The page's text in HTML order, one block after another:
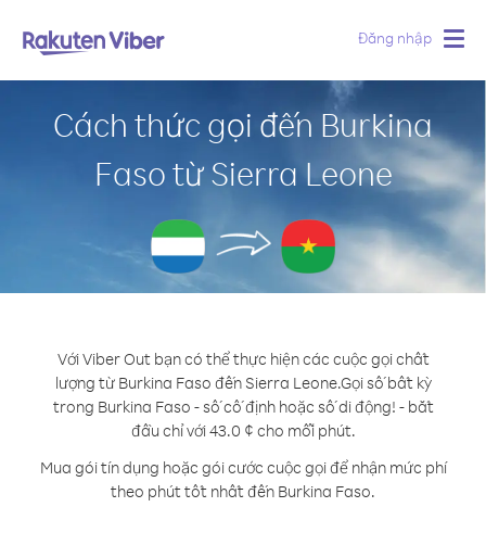
Đăng nhập
Cách thức gọi đến Burkina
Faso từ Sierra Leone
Với Viber Out bạn có thể thực hiện các cuộc gọi chất
lượng từ Burkina Faso đến Sierra Leone.Gọi số bất kỳ
trong Burkina Faso - số cố định hoặc số di động! - bắt
đầu chỉ với 43.0 ¢ cho mỗi phút.
Mua gói tín dụng hoặc gói cước cuộc gọi để nhận mức phí
theo phút tốt nhất đến Burkina Faso.